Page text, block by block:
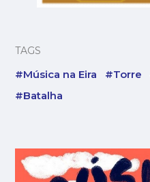
TAGS
#Música na Eira #Torre
#Batalha